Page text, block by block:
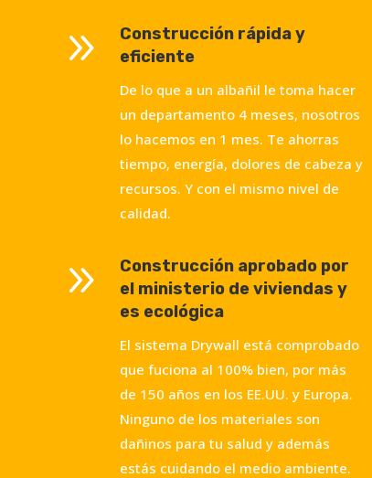
9
Construcción rápida y
eficiente
De lo que a un albañil le toma hacer
un departamento 4 meses, nosotros
lo hacemos en 1 mes. Te ahorras
tiempo, energía, dolores de cabeza y
recursos. Y con el mismo nivel de
calidad.
9
Construcción aprobado por
el ministerio de viviendas y
es ecológica
El sistema Drywall está comprobado
que fuciona al 100% bien, por más
de 150 años en los EE.UU. y Europa.
Ninguno de los materiales son
dañinos para tu salud y además
estás cuidando el medio ambiente.